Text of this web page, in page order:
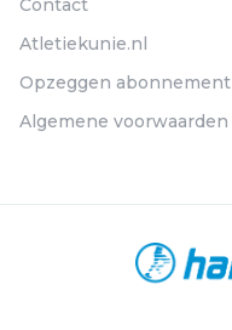
Contact
Atletiekunie.nl
Opzeggen abonnement
Algemene voorwaarden